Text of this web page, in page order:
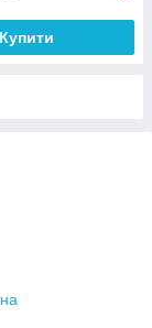
Купити